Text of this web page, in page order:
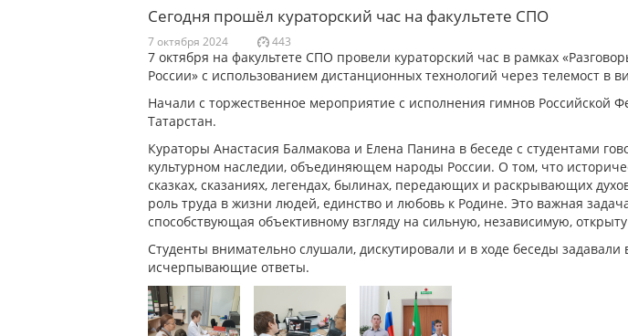
Сегодня прошёл кураторский час на факультете СПО
7 октября 2024 443
7 октября на факультете СПО провели кураторский час в рамках
России» с использованием дистанционных технологий через телемост в
Начали с торжественное мероприятие с исполнения гимнов Российской
Татарстан.
Кураторы Анастасия Балмакова и Елена Панина в беседе с студентами
культурном наследии, объединяющем народы России. О том, что
сказках, сказаниях, легендах, былинах, передающих и раскрывающих
роль труда в жизни людей, единство и любовь к Родине. Это важная
способствующая объективному взгляду на сильную, независимую,
Студенты внимательно слушали, дискутировали и в ходе беседы
исчерпывающие ответы.